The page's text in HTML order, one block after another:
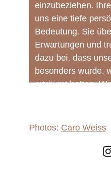
einzubeziehen.
uns eine tiefe
Bedeutung. Sie
Erwartungen und
dazu bei, dass
besonders wurde,
erträumt hatten.
Photos: Caro Weiss